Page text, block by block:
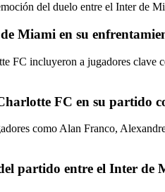
del duelo entre el Inter de
Miami en su
FC incluyeron a jugadores
FC en su partido
como Alan Franco,
partido entre el Inter de